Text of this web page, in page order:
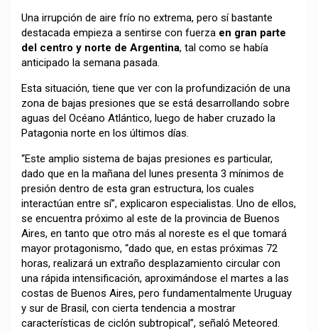
Una irrupción de aire frío no extrema, pero sí bastante
destacada empieza a sentirse con fuerza en gran parte
del centro y norte de Argentina, tal como se había
anticipado la semana pasada.
Esta situación, tiene que ver con la profundización de una
zona de bajas presiones que se está desarrollando sobre
aguas del Océano Atlántico, luego de haber cruzado la
Patagonia norte en los últimos días.
“Este amplio sistema de bajas presiones es particular,
dado que en la mañana del lunes presenta 3 mínimos de
presión dentro de esta gran estructura, los cuales
interactúan entre sí”, explicaron especialistas. Uno de ellos,
se encuentra próximo al este de la provincia de Buenos
Aires, en tanto que otro más al noreste es el que tomará
mayor protagonismo, “dado que, en estas próximas 72
horas, realizará un extraño desplazamiento circular con
una rápida intensificación, aproximándose el martes a las
costas de Buenos Aires, pero fundamentalmente Uruguay
y sur de Brasil, con cierta tendencia a mostrar
características de ciclón subtropical”, señaló Meteored.